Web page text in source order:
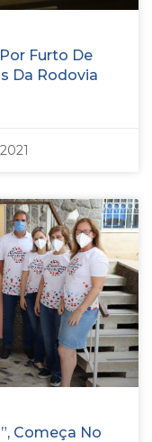
Furto De
Da Rodovia
Começa No